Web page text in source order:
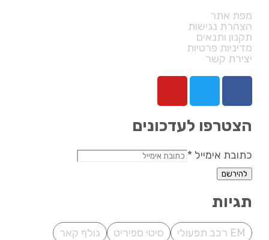
מפת אתר
הצהרת נגישות
תקנון ותנאים
מדיניות פרטיות
יצירת קשר
הצטרפו לעדכונים
כתובת
אימייל
כתובת אימייל *
להירשם
תגיות
EM רכב תפעולי סיטי ספיריט גולף קאר